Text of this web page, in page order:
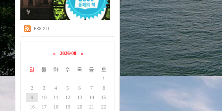
« 2026/08 »
일 월 화 수 목 금 토
1
2
3 4 5 6 7
8
9
10 11 12 13 14
15
16
17 18 19 20 21
22